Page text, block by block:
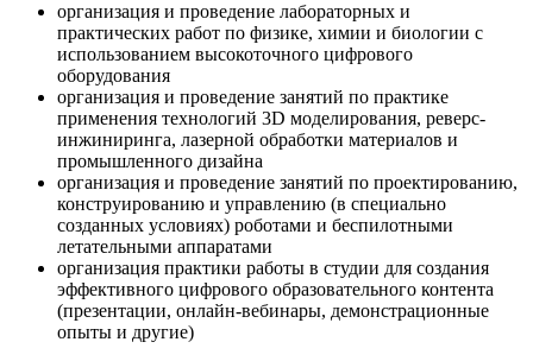
организация и проведение лабораторных и
практических работ по физике, химии и биологии с
использованием высокоточного цифрового
оборудования
организация и проведение занятий по практике
применения технологий 3D моделирования, реверс-
инжиниринга, лазерной обработки материалов и
промышленного дизайна
организация и проведение занятий по проектированию,
конструированию и управлению (в специально
созданных условиях) роботами и беспилотными
летательными аппаратами
организация практики работы в студии для создания
эффективного цифрового образовательного контента
(презентации, онлайн-вебинары, демонстрационные
опыты и другие)